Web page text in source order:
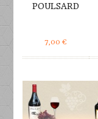
POULSARD
7,00€